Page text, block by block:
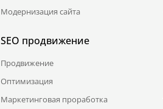
Модернизация сайта
SEO продвижение
Продвижение
Оптимизация
Маркетинговая проработка